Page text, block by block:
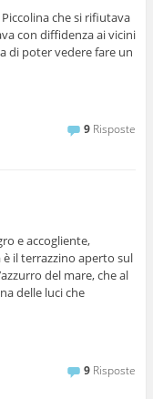
che si rifiutava
con diffidenza ai vicini
di poter vedere fare un
9 Risposte
e accogliente,
il terrazzino aperto sul
del mare, che al
delle luci che
9 Risposte